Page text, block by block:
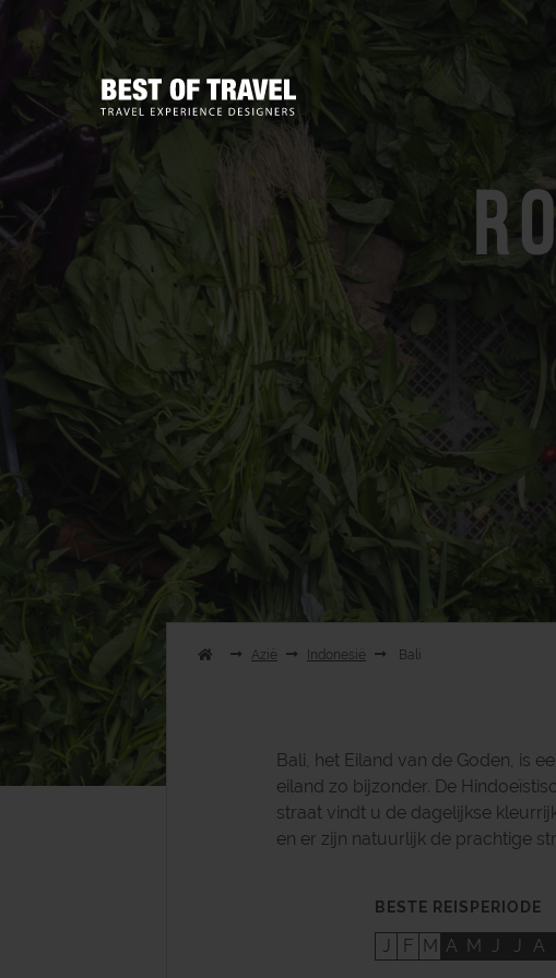
Azië Indonesië Bali
Bali, het Eiland van de Goden, is
eiland zo bijzonder. De
straat vindt u de dagelijkse
en er zijn natuurlijk de prachtige
BESTE REISPERIODE
J F M A M J J A